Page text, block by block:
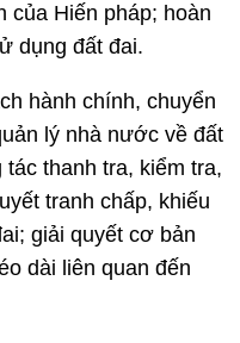
của Hiến pháp; hoàn
dụng đất đai.
hành chính, chuyển
lý nhà nước về đất
thanh tra, kiểm tra,
tranh chấp, khiếu
giải quyết cơ bản
dài liên quan đến